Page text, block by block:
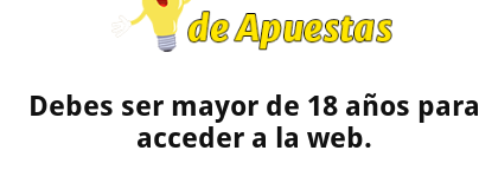
Debes ser mayor de 18 años para
acceder a la web.
el cuadro si es que finalmente O’Connell
en su lugar entrara un LL.